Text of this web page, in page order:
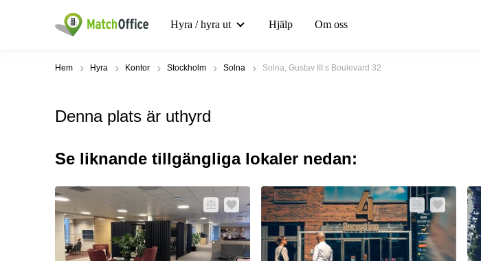
Hyra / hyra ut Hjälp Om oss
Hem Hyra Kontor Stockholm Solna Solna, Gustav III:s Boulevard 32
Denna plats är uthyrd
Se liknande tillgängliga lokaler nedan: